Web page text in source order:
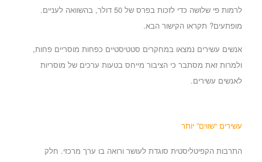
לרמות פי שלושה כדי לזכות בפרס של 50 דולר, בהשוואה לעניים.
מופתעים? תקראו הקישור הבא.
אנשים עשירים נמצאו במחקרים סטטיסטיים כפחות מוסריים פחות,
ולמרות זאת מסתבר כי הציבור מייחס בטעות ערכים של מוסריות
לאנשים עשירים.
עשירים “שווים” יותר
התרבות הקפיטליסטית סוגדת לעושר ורואה בו ערך מרכזי. חלק